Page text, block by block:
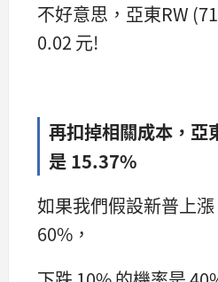
不好意思，亞東RW
0.02 元!
再扣掉相關成本，亞
是 15.37%
如果我們假設新普上
60%，